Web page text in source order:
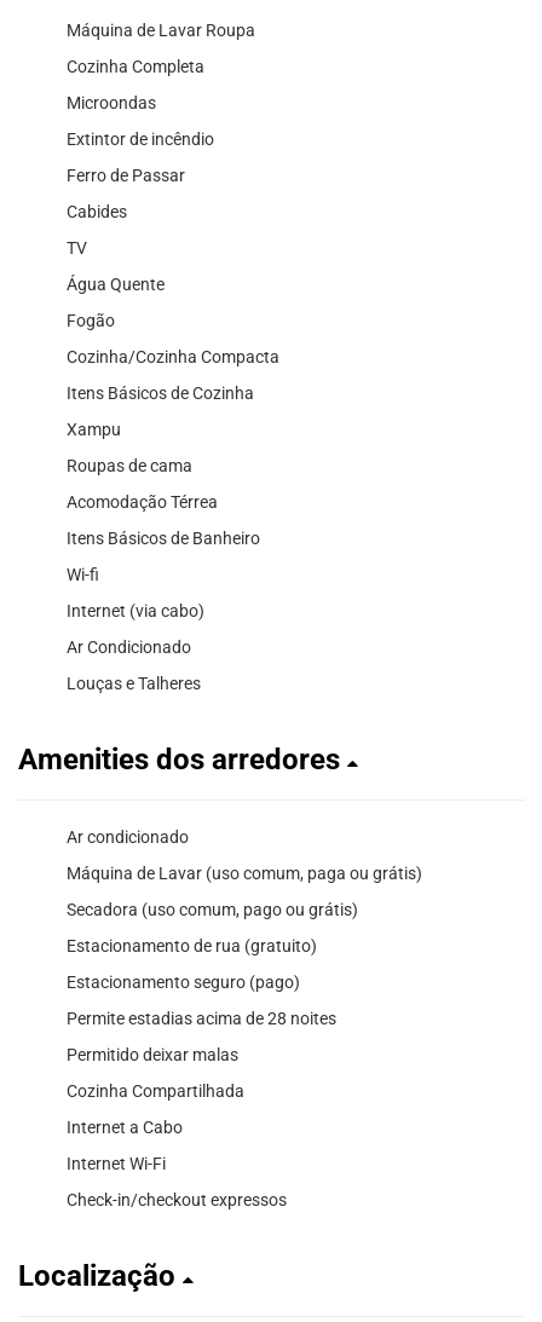
Máquina de Lavar Roupa
Cozinha Completa
Microondas
Extintor de incêndio
Ferro de Passar
Cabides
TV
Água Quente
Fogão
Cozinha/Cozinha Compacta
Itens Básicos de Cozinha
Xampu
Roupas de cama
Acomodação Térrea
Itens Básicos de Banheiro
Wi-fi
Internet (via cabo)
Ar Condicionado
Louças e Talheres
Amenities dos arredores
Ar condicionado
Máquina de Lavar (uso comum, paga ou grátis)
Secadora (uso comum, pago ou grátis)
Estacionamento de rua (gratuito)
Estacionamento seguro (pago)
Permite estadias acima de 28 noites
Permitido deixar malas
Cozinha Compartilhada
Internet a Cabo
Internet Wi-Fi
Check-in/checkout expressos
Localização